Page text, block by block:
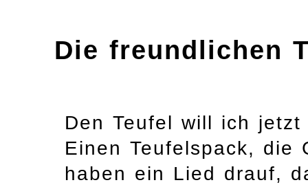
Die freundlichen
Den Teufel will ich
Einen Teufelspack, die
haben ein Lied drauf,